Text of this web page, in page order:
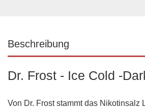
Beschreibung
Dr. Frost - Ice Cold -
Von Dr. Frost stammt das Nikotinsalz